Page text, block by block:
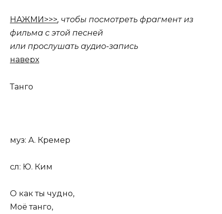
НАЖМИ>>>, чтобы посмотреть фрагмент из
фильма с этой песней
или прослушать аудио-запись
наверх
Танго
муз: А. Кремер
сл: Ю. Ким
О как ты чудно,
Моё танго,